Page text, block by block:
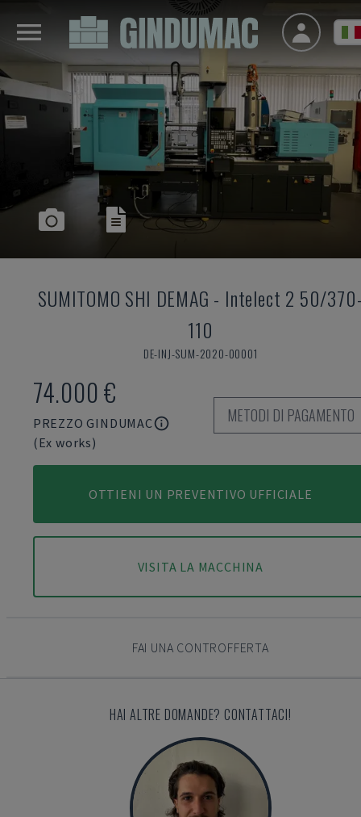
SUMITOMO SHI DEMAG - Intelect 2 50/
110
DE-INJ-SUM-2020-00001
74.000 €
PREZZO GINDUMAC
(Ex works)
METODI DI PAGAMENTO
OTTIENI UN PREVENTIVO UFFICIALE
VISITA LA MACCHINA
FAI UNA CONTROFFERTA
HAI ALTRE DOMANDE? CONTATTACI!